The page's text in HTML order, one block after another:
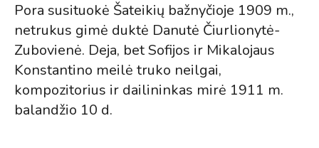
Pora susituokė Šateikių bažnyčioje 1909 m.,
netrukus gimė duktė Danutė Čiurlionytė-
Zubovienė. Deja, bet Sofijos ir Mikalojaus
Konstantino meilė truko neilgai,
kompozitorius ir dailininkas mirė 1911 m.
balandžio 10 d.